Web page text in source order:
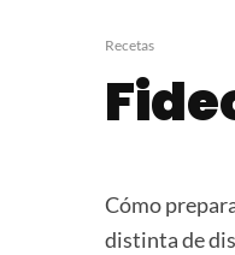
Paella
Recetas
Cómo
distinta de